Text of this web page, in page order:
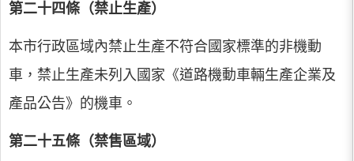
第二十四條（禁止生產）
本市行政區域內禁止生產不符合國家標準的非機動
車，禁止生產未列入國家《道路機動車輛生產企業及
產品公告》的機車。
第二十五條（禁售區域）